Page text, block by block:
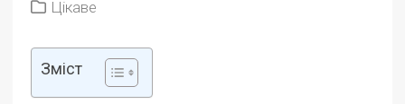
Цікаве
Зміст